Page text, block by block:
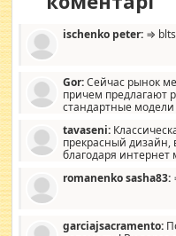
ischenko peter: ⇒
Gor:Сейчас рынок
причем предлагают
стандартные
стандартные формы, в
со вкусом все в порядке,
мебель, а это не последний
tavaseni:
прекрасный дизайн,
благодаря интернет
romanenko sasha83:
garciajsacramento: